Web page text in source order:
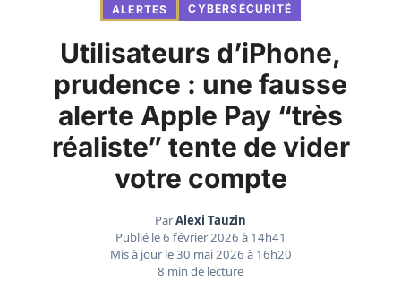
ALERTES CYBERSÉCURITÉ
Utilisateurs d’iPhone,
prudence : une fausse
alerte Apple Pay “très
réaliste” tente de vider
votre compte
ParAlexi Tauzin
Publié le6 février 2026 à 14h41
Mis à jour le30 mai 2026 à 16h20
8 min de lecture